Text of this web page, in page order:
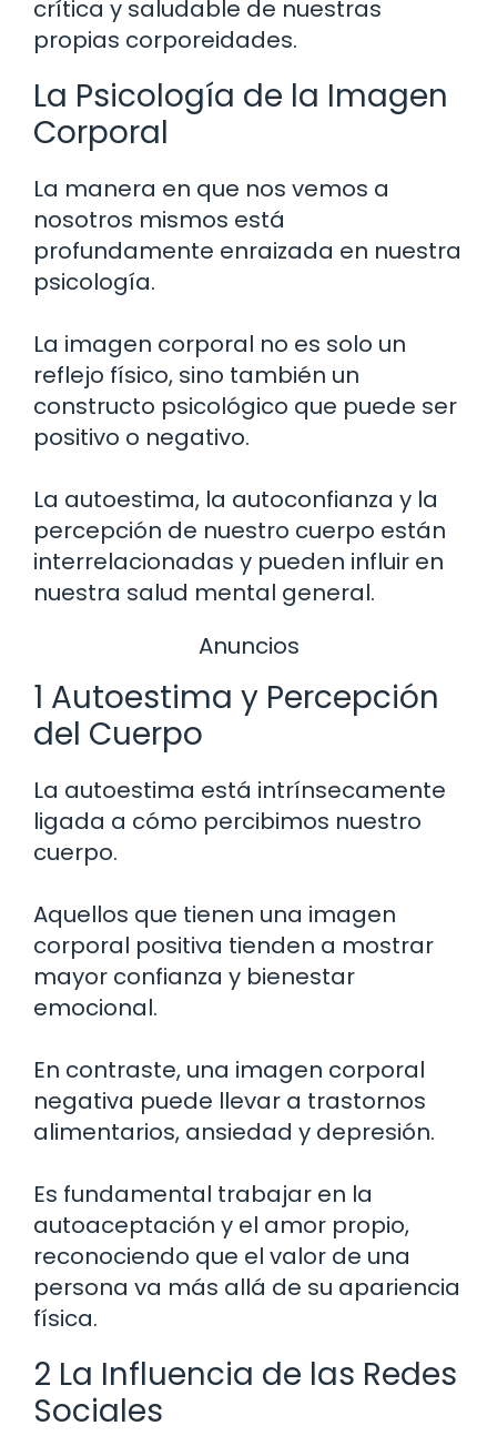
crítica y saludable de nuestras
propias corporeidades.
La Psicología de la Imagen
Corporal
La manera en que nos vemos a
nosotros mismos está
profundamente enraizada en nuestra
psicología.
La imagen corporal no es solo un
reflejo físico, sino también un
constructo psicológico que puede ser
positivo o negativo.
La autoestima, la autoconfianza y la
percepción de nuestro cuerpo están
interrelacionadas y pueden influir en
nuestra salud mental general.
Anuncios
1 Autoestima y Percepción
del Cuerpo
La autoestima está intrínsecamente
ligada a cómo percibimos nuestro
cuerpo.
Aquellos que tienen una imagen
corporal positiva tienden a mostrar
mayor confianza y bienestar
emocional.
En contraste, una imagen corporal
negativa puede llevar a trastornos
alimentarios, ansiedad y depresión.
Es fundamental trabajar en la
autoaceptación y el amor propio,
reconociendo que el valor de una
persona va más allá de su apariencia
física.
2 La Influencia de las Redes
Sociales